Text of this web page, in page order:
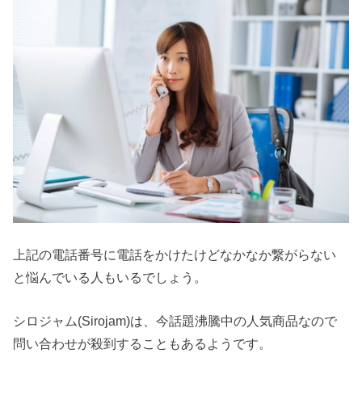
上記の電話番号に電話をかけたけどなかなか繋がらない
と悩んでいる人もいるでしょう。
シロジャム(Sirojam)は、今話題沸騰中の人気商品なので
問い合わせが殺到することもあるようです。